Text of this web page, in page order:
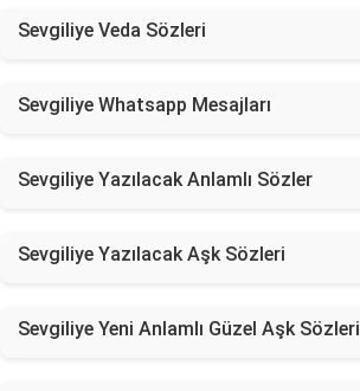
Sevgiliye Veda Sözleri
Sevgiliye Whatsapp Mesajları
Sevgiliye Yazılacak Anlamlı Sözler
Sevgiliye Yazılacak Aşk Sözleri
Sevgiliye Yeni Anlamlı Güzel Aşk Sözleri